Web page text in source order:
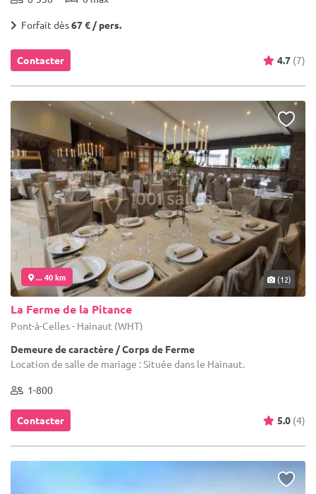
Forfait dès67 € / pers.
Contacter 4.7 (7)
... 40 km (12)
La Ferme de la Pitance
Pont-à-Celles - Hainaut (WHT)
Demeure de caractère / Corps de Ferme
Location de salle de mariage : Située dans le Hainaut.
1-800
Contacter 5.0 (4)